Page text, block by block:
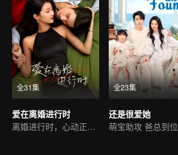
全31集
爱在离婚进行时
离婚进行时，心动正当时
全23集
还是很爱她
萌宝助攻 爸总到位